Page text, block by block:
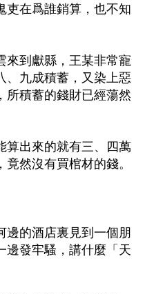
吏在爲誰銷算，也不知
來到獻縣，王某非常寵
、九成積蓄，又染上惡
所積蓄的錢財已經蕩然
算出來的就有三、四萬
然沒有買棺材的錢。
邊的酒店裏見到一個朋
邊發牢騷，講什麼「天